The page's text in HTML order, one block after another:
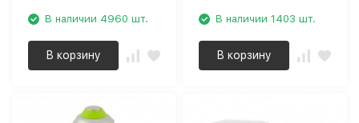
В наличии 4960 шт.
В корзину
В наличии 1403 шт.
В корзину